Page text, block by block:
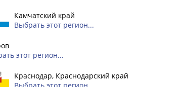
Камчатский край
Выбрать этот регион...
этот регион...
Краснодар, Краснодарский край